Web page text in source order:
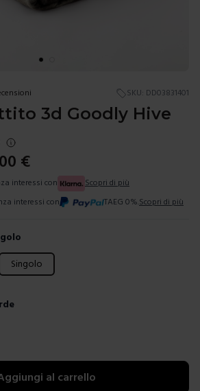
SKU: DD03831401
3d Goodly Hive
€
interessi con
Scopri di più
interessi con TAEG 0%. Scopri di più
Singolo
al carrello